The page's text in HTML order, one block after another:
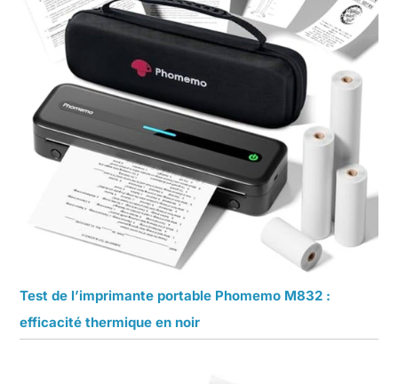
Test de l’imprimante portable Phomemo M832 :
efficacité thermique en noir